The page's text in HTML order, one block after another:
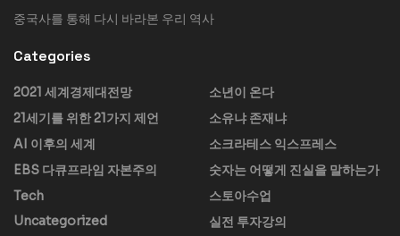
중국사를 통해 다시 바라본 우리 역사
Categories
2021 세계경제대전망
21세기를 위한 21가지 제언
AI 이후의 세계
EBS 다큐프라임 자본주의
Tech
Uncategorized
소년이 온다
소유냐 존재냐
소크라테스 익스프레스
숫자는 어떻게 진실을 말하는가
스토아수업
실전 투자강의